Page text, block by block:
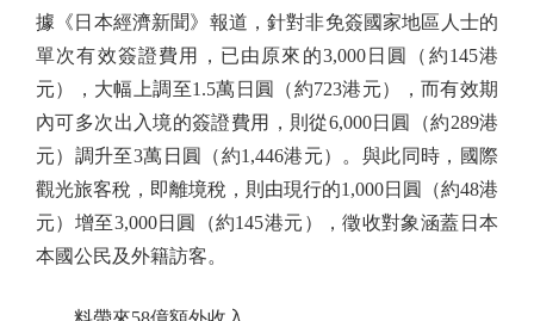
據《日本經濟新聞》報道，針對非免簽國家地區人士的
單次有效簽證費用，已由原來的3,000日圓（約145港
元），大幅上調至1.5萬日圓（約723港元），而有效期
內可多次出入境的簽證費用，則從6,000日圓（約289港
元）調升至3萬日圓（約1,446港元）。與此同時，國際
觀光旅客稅，即離境稅，則由現行的1,000日圓（約48港
元）增至3,000日圓（約145港元），徵收對象涵蓋日本
本國公民及外籍訪客。